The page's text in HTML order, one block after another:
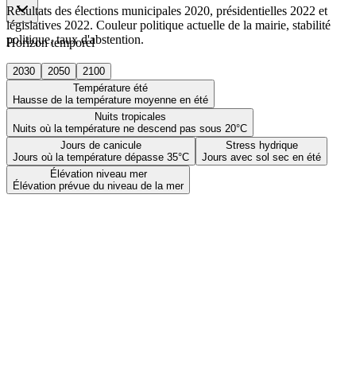
Horizon temporel
2030 2050
2100
Température été
Hausse de la température moyenne en été
Nuits tropicales
Nuits où la température ne descend pas sous 20°C
Jours de canicule
Jours où la température dépasse 35°C
Stress hydrique
Jours avec sol sec en été
Élévation niveau mer
Élévation prévue du niveau de la mer
Résultats des élections municipales 2020, présidentielles 2022 et
législatives 2022. Couleur politique actuelle de la mairie, stabilité
politique, taux d'abstention.